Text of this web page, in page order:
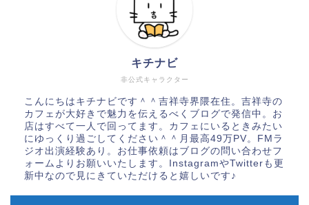
非公式キャラクター
キチナビ
こんにちはキチナビです＾＾吉祥寺界隈在住。吉祥寺の
カフェが大好きで魅力を伝えるべくブログで発信中。お
店はすべて一人で回ってます。カフェにいるときみたい
にゆっくり過ごしてください＾＾月最高49万PV。FMラ
ジオ出演経験あり。お仕事依頼はブログの問い合わせフ
ォームよりお願いいたします。InstagramやTwitterも更
新中なので見にきていただけると嬉しいです♪